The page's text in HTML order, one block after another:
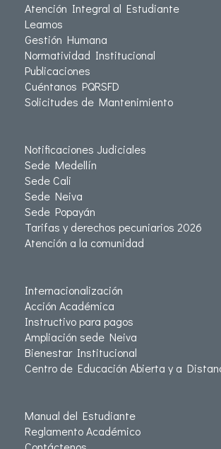
Atención Integral al Estudiante
Leamos
Gestión Humana
Normatividad Institucional
Publicaciones
Cuéntanos PQRSFD
Solicitudes de Mantenimiento
Notificaciones Judiciales
Sede Medellín
Sede Cali
Sede Neiva
Sede Popayán
Tarifas y derechos pecuniarios 2026
Atención a la comunidad
Internacionalización
Acción Académica
Instructivo para pagos
Ampliación sede Neiva
Bienestar Institucional
Centro de Educación Abierta y a
Manual del Estudiante
Reglamento Académico